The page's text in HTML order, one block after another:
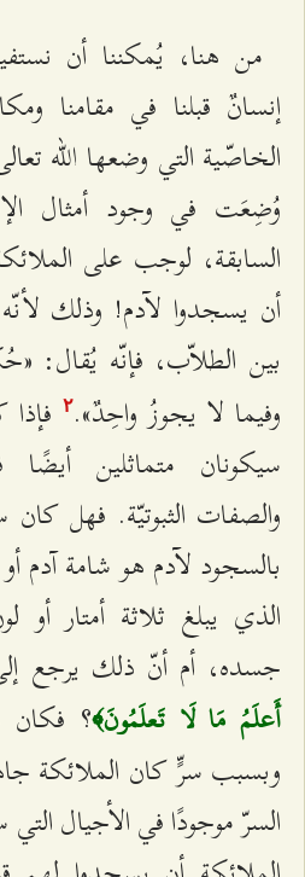
من هنا، يُمكننا أن
إنسانٌ قبلنا في مقامنا
الخاصّية التي وضعها الله
وُضِعَت في وجود أمثال
السابقة، لوجب على
أن يسجدوا لآدم! وذلك لأنّه
بين الطلاّب، فإنّه يُقال:
وفيما لا يجوزُ واحِدٌ».٢
سيكونان متماثلين
والصفات الثبوتيّة. فهل كان
بالسجود لآدم هو شامة آدم
الذي يبلغ ثلاثة أمتار
جسده، أم أنّ ذلك يرجع
أَعلَمُ مَا لَا تَعلَمُونَ﴾؟
وبسبب سرٍّ كان الملائكة
السرّ موجودًا في الأجيال